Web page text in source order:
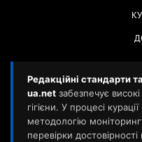
Редакційні стандарти
ua.net забезпечує
гігієни. У процесі
методологію
перевірки достовірності